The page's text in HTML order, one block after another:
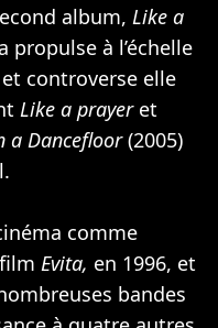
album, Like a
propulse à l’échelle
controverse elle
Like a prayer et
a Dancefloor(2005)
comme
Evita, en 1996, et
bandes